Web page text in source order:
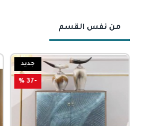
من نفس القسم
جديد
-37 %